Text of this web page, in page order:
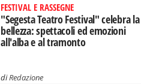
FESTIVAL E RASSEGNE
"Segesta Teatro Festival" celebra la
bellezza: spettacoli ed emozioni
all'alba e al tramonto
diRedazione